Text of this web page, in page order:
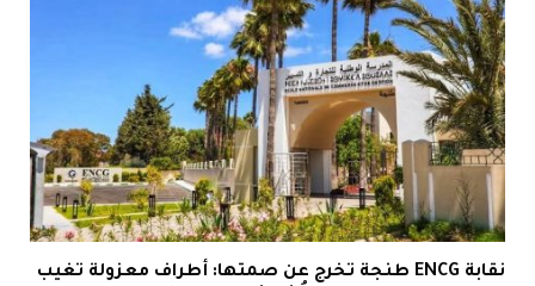
نقابة ENCG طنجة تخرج عن صمتها: أطراف معزولة تغيب